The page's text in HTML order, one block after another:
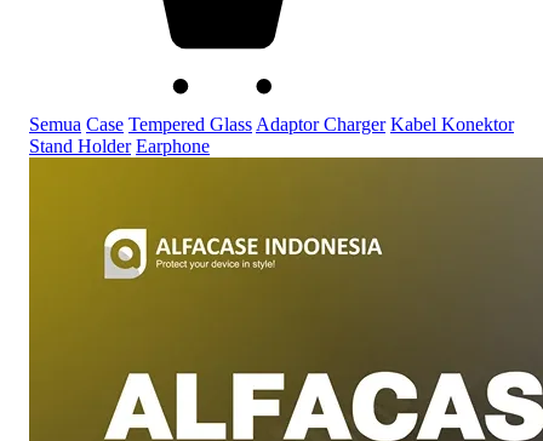
Semua Case Tempered Glass Adaptor Charger Kabel Konektor
Stand Holder Earphone